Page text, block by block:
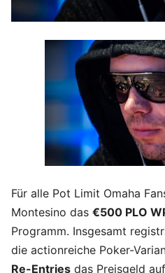
Für alle Pot Limit Omaha
Montesino das €500 PLO
Programm. Insgesamt
die actionreiche Poker-
Re-Entries das Preisgeld auf